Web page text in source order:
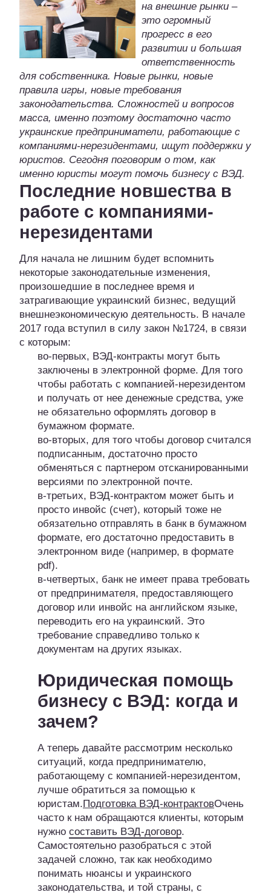
на внешние рынки –
это огромный
прогресс в его
развитии и большая
ответственность
для собственника. Новые рынки, новые
правила игры, новые требования
законодательства. Сложностей и вопросов
масса, именно поэтому достаточно часто
украинские предприниматели, работающие с
компаниями-нерезидентами, ищут поддержки у
юристов. Сегодня поговорим о том, как
именно юристы могут помочь бизнесу с ВЭД.
Последние новшества в
работе с компаниями-
нерезидентами
Для начала не лишним будет вспомнить
некоторые законодательные изменения,
произошедшие в последнее время и
затрагивающие украинский бизнес, ведущий
внешнеэкономическую деятельность. В начале
2017 года вступил в силу закон №1724, в связи
с которым:
во-первых, ВЭД-контракты могут быть
заключены в электронной форме. Для того
чтобы работать с компанией-нерезидентом
и получать от нее денежные средства, уже
не обязательно оформлять договор в
бумажном формате.
во-вторых, для того чтобы договор считался
подписанным, достаточно просто
обменяться с партнером отсканированными
версиями по электронной почте.
в-третьих, ВЭД-контрактом может быть и
просто инвойс (счет), который тоже не
обязательно отправлять в банк в бумажном
формате, его достаточно предоставить в
электронном виде (например, в формате
pdf).
в-четвертых, банк не имеет права требовать
от предпринимателя, предоставляющего
договор или инвойс на английском языке,
переводить его на украинский. Это
требование справедливо только к
документам на других языках.
Юридическая помощь
бизнесу с ВЭД: когда и
зачем?
А теперь давайте рассмотрим несколько
ситуаций, когда предпринимателю,
работающему с компанией-нерезидентом,
лучше обратиться за помощью к
юристам.Подготовка ВЭД-контрактовОчень
часто к нам обращаются клиенты, которым
нужно составить ВЭД-договор.
Самостоятельно разобраться с этой
задачей сложно, так как необходимо
понимать нюансы и украинского
законодательства, и той страны, с